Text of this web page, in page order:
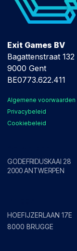
Exit Games BV
Bagattenstraat 132
9000 Gent
BE0773.622.411
Algemene voorwaarden
Privacybeleid
Cookiebeleid
GODEFRIDUSKAAI 28
2000 ANTWERPEN
HOEFIJZERLAAN 17E
8000 BRUGGE